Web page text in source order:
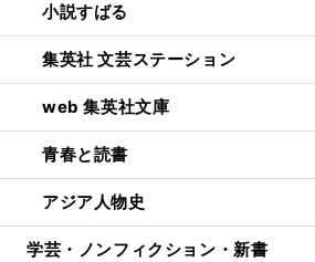
小説すばる
集英社 文芸ステーション
web 集英社文庫
青春と読書
アジア人物史
学芸・ノンフィクション・新書